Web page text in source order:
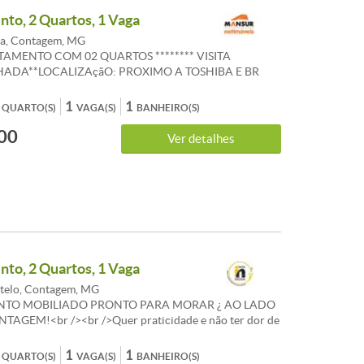
2 Quartos, 1 Vaga
Contagem, MG
COM 02 QUARTOS ******** VISITA
PROXIMO A TOSHIBA E BR
AMERICANA, BANHO COM BOX BLINDEX,
E 01 VAGA DE ESTACIONAMENTO
CONDOMINIO COM PORTARIA 24HS, GAS
E AREA DE CHURRASQUEIRA.ACABAMENTO:
QUARTO(S) VAGA(S)
1 BANHEIRO(S)
1
Ver detalhes
2 Quartos, 1 Vaga
Contagem, MG
MOBILIADO PRONTO PARA MORAR ¿ AO LADO
/><br />Quer praticidade e não ter dor de
na Rua Rio Comprido, 4185 ¿ a 2 minutos da PUC
QUARTO(S) VAGA(S)
1 BANHEIRO(S)
1